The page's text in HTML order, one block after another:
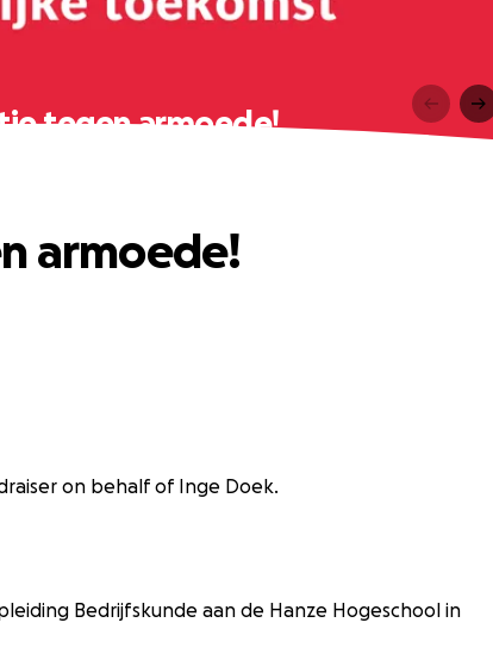
tegen armoede!
armoede!
on behalf of Inge Doek.
Bedrijfskunde aan de Hanze Hogeschool in